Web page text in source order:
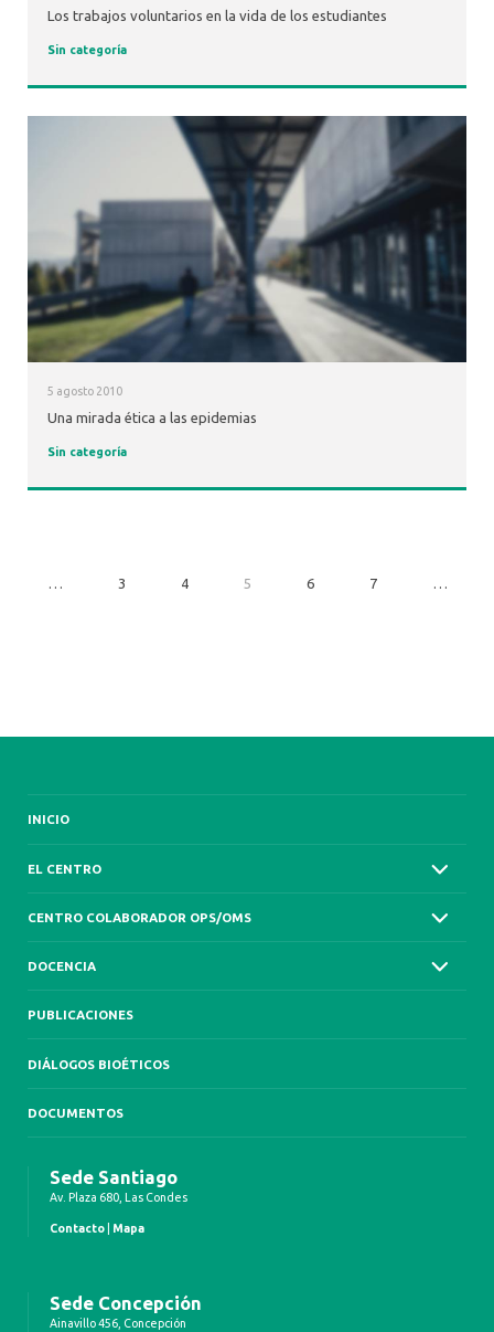
Los trabajos voluntarios en la vida de los estudiantes
Sin categoría
5 agosto 2010
Una mirada ética a las epidemias
Sin categoría
… 3 4 5 6 7 …
INICIO
EL CENTRO
CENTRO COLABORADOR OPS/OMS
DOCENCIA
PUBLICACIONES
DIÁLOGOS BIOÉTICOS
DOCUMENTOS
Sede Santiago
Av. Plaza 680, Las Condes
Contacto Mapa
Sede Concepción
Ainavillo 456, Concepción